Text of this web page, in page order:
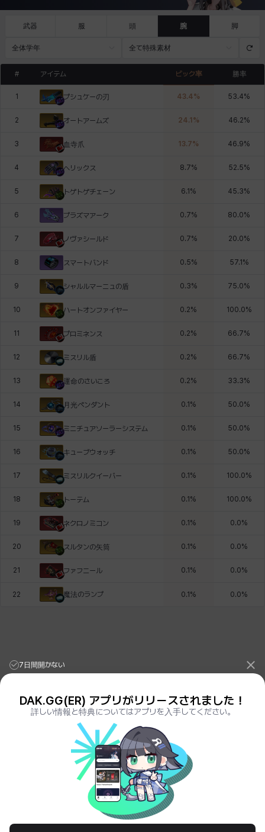
武器 服 頭 腕 脚
全体学年 全て特殊素材
# アイテム ピック率 勝率
1 プシュケーの刃 43.4% 53.4%
2 オートアームズ 24.1 % 46.2%
3 血寺爪 13.7% 46.9%
4 ヘリックス 8.7% 52.5%
5 トゲトゲチェーン 6.1 % 45.3%
6 プラズマアーク 0.7% 80.0%
7 ノヴァシールド 0.7% 20.0%
8 スマートバンド 0.5% 57.1 %
9 シャルルマーニュの盾 0.3% 75.0%
10 ハートオンファイヤー 0.2% 100.0%
11 プロミネンス 0.2% 66.7%
12 ミスリル盾 0.2% 66.7%
13 運命のさいころ 0.2% 33.3%
14 月光ペンダント 0.1 % 50.0%
15 ミニチュアソーラーシステム 0.1 % 50.0%
16 キューブウォッチ 0.1 % 50.0%
17 ミスリルクイーバー 0.1 % 100.0%
18 トーテム 0.1 % 100.0%
19 ネクロノミコン 0.1 % 0.0%
20 スルタンの矢筒 0.1 % 0.0%
21 ファフニール 0.1 % 0.0%
22 魔法のランプ 0.1 % 0.0%
League of Legends Stats PORO.GG
Teamfight Tactics Stats
LOLCHESS.GG
VALORANT.DAK.GG
PUBG.DAK.GG
Eternal Return StatsER.DAK.GG
Genshin Impact Stats
GENSHIN.DAK.GG
DEADLOCK.DAK.GG
Terms of Service Privacy Notice
7日間開かない
DAK.GG(ER) アプリがリリースされました！
詳しい情報と特典についてはアプリを入手してください。